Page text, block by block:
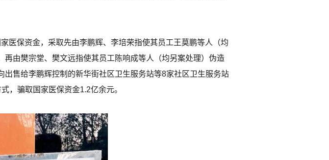
医保资金，采取先由李鹏辉、李培荣指使其员工王莫鹏等人（均
由樊宗堂、樊文远指使其员工陈响成等人（均另案处理）伪造
售给李鹏辉控制的新华街社区卫生服务站等8家社区卫生服务站
，骗取国家医保资金1.2亿余元。